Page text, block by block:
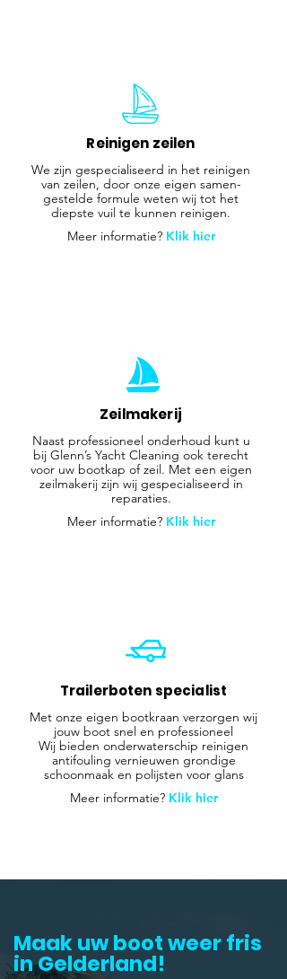
Reinigen zeilen
We zijn gespecialiseerd in het reinigen
van zeilen, door onze eigen samen-
gestelde formule weten wij tot het
diepste vuil te kunnen reinigen.
Meer informatie? Klik hier
Zeilmakerij
Naast professioneel onderhoud kunt u
bij Glenn’s Yacht Cleaning ook terecht
voor uw bootkap of zeil. Met een eigen
zeilmakerij zijn wij gespecialiseerd in
reparaties.
Meer informatie? Klik hier
Trailerboten specialist
Met onze eigen bootkraan verzorgen wij
jouw boot snel en professioneel
Wij bieden onderwaterschip reinigen
antifouling vernieuwen grondige
schoonmaak en polijsten voor glans
Meer informatie? Klik hier
Maak uw boot weer fris
in Gelderland!